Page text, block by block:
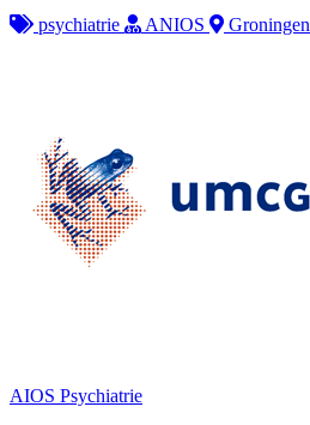
psychiatrie ANIOS Groningen
AIOS Psychiatrie